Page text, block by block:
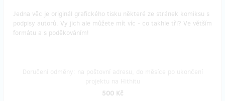
Jedna věc je originál grafického tisku některé ze stránek komiksu s
podpisy autorů. Vy jich ale můžete mít víc - co takhle tři? Ve větším
formátu a s poděkováním!
500 Kč